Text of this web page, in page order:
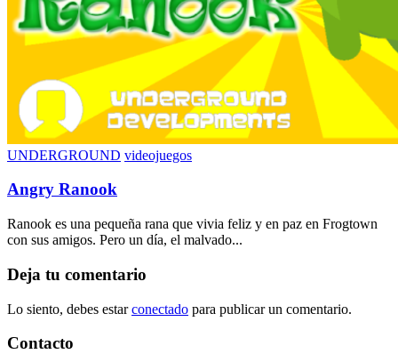
UNDERGROUND videojuegos
Angry Ranook
Ranook es una pequeña rana que vivia feliz y en paz en Frogtown
con sus amigos. Pero un día, el malvado...
Deja tu comentario
Lo siento, debes estarconectado para publicar un comentario.
Contacto